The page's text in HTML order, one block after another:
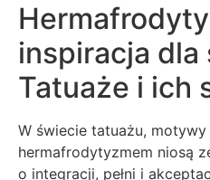
inspiracja dla
Tatuaże i ich
W świecie tatuażu,
hermafrodytyzmem niosą
o integracji, pełni i